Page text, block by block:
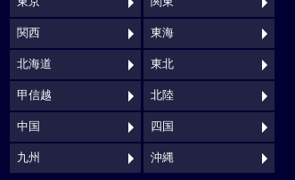
関西 東海
北海道 東北
甲信越 北陸
中国 四国
九州 沖縄